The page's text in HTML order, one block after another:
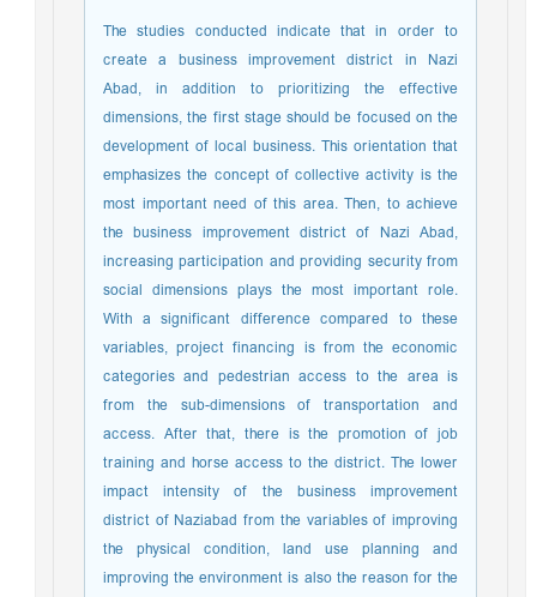
The studies conducted indicate that in order to
create a business improvement district in Nazi
Abad, in addition to prioritizing the effective
dimensions, the first stage should be focused on the
development of local business. This orientation that
emphasizes the concept of collective activity is the
most important need of this area. Then, to achieve
the business improvement district of ​​Nazi Abad,
increasing participation and providing security from
social dimensions plays the most important role.
With a significant difference compared to these
variables, project financing is from the economic
categories and pedestrian access to the area is
from the sub-dimensions of transportation and
access. After that, there is the promotion of job
training and horse access to the district. The lower
impact intensity of the business improvement
district of ​​Naziabad from the variables of improving
the physical condition, land use planning and
improving the environment is also the reason for the